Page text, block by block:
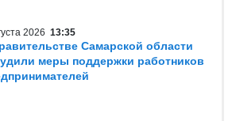
2026 13:35
Самарской области
меры поддержки работников